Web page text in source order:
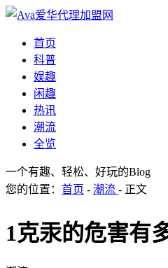
首页
科普
娱趣
闲趣
热讯
潮流
全览
一个有趣、轻松、好玩的Blog
您的位置： 首页 - 潮流 - 正文
1克汞的危害有